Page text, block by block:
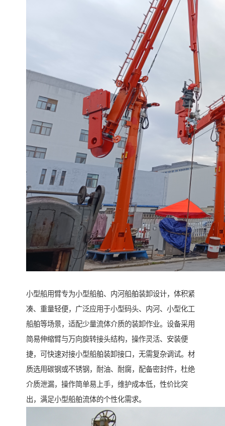
小型船用臂专为小型船舶、内河船舶装卸设计，体积紧
凑、重量轻便，广泛应用于小型码头、内河、小型化工
船舶等场景，适配少量流体介质的装卸作业。设备采用
简易伸缩臂与万向旋转接头结构，操作灵活、安装便
捷，可快速对接小型船舶装卸接口，无需复杂调试。材
质选用碳钢或不锈钢，耐油、耐腐，配备密封件，杜绝
介质泄漏，操作简单易上手，维护成本低，性价比突
出，满足小型船舶流体的个性化需求。